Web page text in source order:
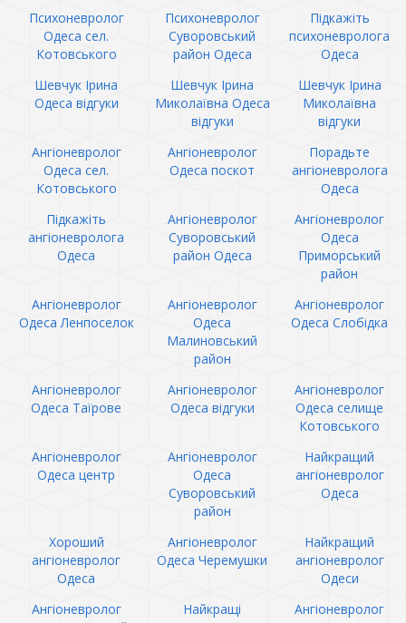
Психоневролог
Одеса сел.
Котовського
Психоневролог
Суворовський
район Одеса
Підкажіть
психоневролога
Одеса
Шевчук Ірина
Одеса відгуки
Шевчук Ірина
Миколаївна Одеса
відгуки
Шевчук Ірина
Миколаївна
відгуки
Ангіоневролог
Одеса сел.
Котовського
Ангіоневролог
Одеса поскот
Порадьте
ангіоневролога
Одеса
Підкажіть
ангіоневролога
Одеса
Ангіоневролог
Суворовський
район Одеса
Ангіоневролог
Одеса
Приморський
район
Ангіоневролог
Одеса Ленпоселок
Ангіоневролог
Одеса
Малиновський
район
Ангіоневролог
Одеса Слобідка
Ангіоневролог
Одеса Таїрове
Ангіоневролог
Одеса відгуки
Ангіоневролог
Одеса селище
Котовського
Ангіоневролог
Одеса центр
Ангіоневролог
Одеса
Суворовський
район
Найкращий
ангіоневролог
Одеса
Хороший
ангіоневролог
Одеса
Ангіоневролог
Одеса Черемушки
Найкращий
ангіоневролог
Одеси
Ангіоневролог
Найкращі
Ангіоневролог